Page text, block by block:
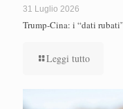
31 Luglio 2026
Trump-Cina: i “dati
Leggi tutto